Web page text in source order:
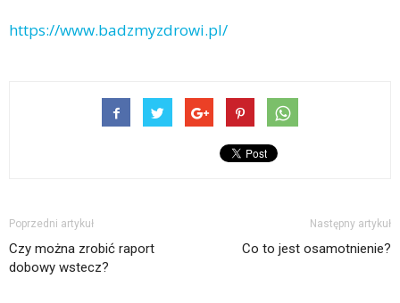
https://www.badzmyzdrowi.pl/
Poprzedni artykuł
Czy można zrobić raport
dobowy wstecz?
Następny artykuł
Co to jest osamotnienie?